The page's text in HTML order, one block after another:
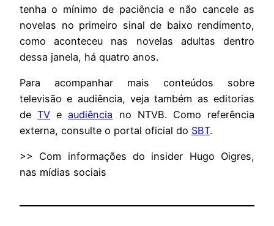
tenha o mínimo de paciência e não cancele as
novelas no primeiro sinal de baixo rendimento,
como aconteceu nas novelas adultas dentro
dessa janela, há quatro anos.
Para acompanhar mais conteúdos sobre
televisão e audiência, veja também as editorias
deTV eaudiência no NTVB. Como referência
externa, consulte o portal oficial do SBT.
>> Com informações do insider Hugo Oigres,
nas mídias sociais